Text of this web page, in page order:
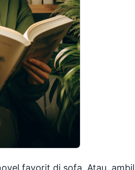
favorit di sofa. Atau, ambil